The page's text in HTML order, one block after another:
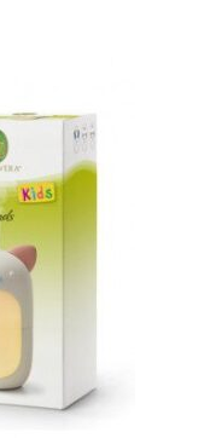
Die
Optionen
können
auf
der
Produktseite